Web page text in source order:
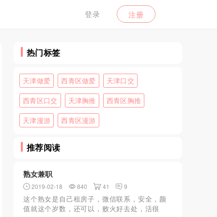
登录 注册
热门标签
天津做爱 西青区做爱 天津口交
西青区口交 天津胸推 西青区胸推
天津漫游 西青区漫游
推荐阅读
熟女兼职
2019-02-18 840 41 9
这个熟女是自己租房子，微信联系，安全，颜
值就这个岁数，还可以，败火好去处，活很